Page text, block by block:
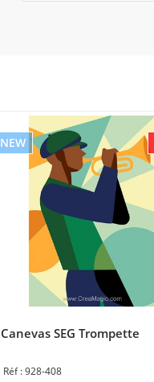
NEW
Canevas SEG Trompette
928-408